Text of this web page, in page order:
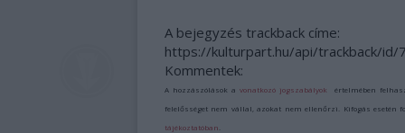
A bejegyzés trackback címe:
https://kulturpart.hu/api/trackback/id/
Kommentek:
A hozzászólások avonatkozó jogszabályok értelmében
felelősséget nem vállal, azokat nem ellenőrzi. Kifogás esetén
tájékoztatóban